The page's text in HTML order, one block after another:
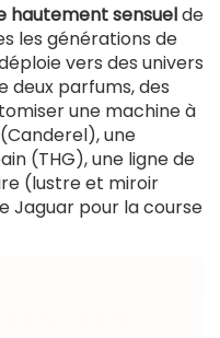
hautement sensuelde
les générations de
vers des univers
deux parfums, des
une machine à
une
(THG), une ligne de
(lustre et miroir
Jaguar pour la course